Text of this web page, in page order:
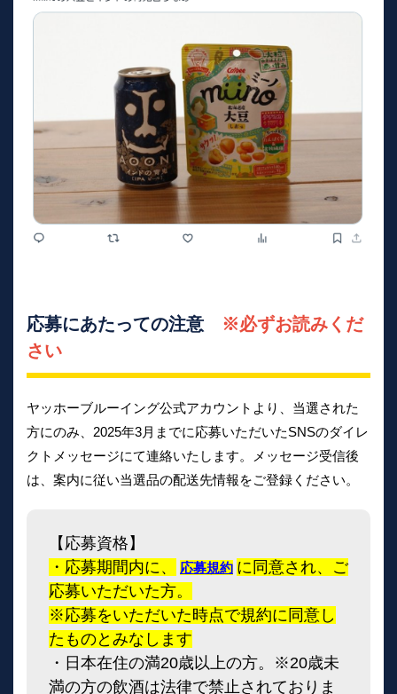
応募にあたっての注意 ※必ずお読みくだ
さい
ヤッホーブルーイング公式アカウントより、当選された
方にのみ、2025年3月までに応募いただいたSNSのダイレ
クトメッセージにて連絡いたします。メッセージ受信後
は、案内に従い当選品の配送先情報をご登録ください。
【応募資格】
・応募期間内に、
応募規約 に同意され、ご
応募いただいた方。
※応募をいただいた時点で規約に同意し
たものとみなします
・日本在住の満20歳以上の方。※20歳未
満の方の飲酒は法律で禁止されておりま